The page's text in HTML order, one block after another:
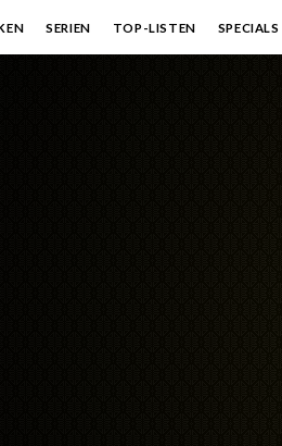
SERIEN TOP-LISTEN SPECIALS